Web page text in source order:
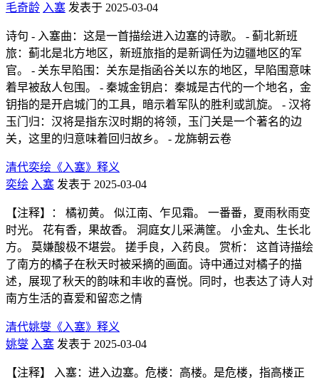
毛奇龄 入塞 发表于 2025-03-04
诗句 - 入塞曲：这是一首描绘进入边塞的诗歌。 - 蓟北新班
旅：蓟北是北方地区，新班旅指的是新调任为边疆地区的军
官。 - 关东早陷围：关东是指函谷关以东的地区，早陷围意味
着早被敌人包围。 - 秦城金钥启：秦城是古代的一个地名，金
钥指的是开启城门的工具，暗示着军队的胜利或凯旋。 - 汉将
玉门归：汉将是指东汉时期的将领，玉门关是一个著名的边
关，这里的归意味着回归故乡。 - 龙旆朝云卷
清代奕绘《入塞》释义
奕绘 入塞 发表于 2025-03-04
【注释】： 橘初黄。 似江南、乍见霜。 一番番，夏雨秋雨变
时光。 花有香，果故香。 洞庭女儿采满筐。 小金丸、生长北
方。 莫嫌酸极不堪尝。 搓手良，入药良。 赏析： 这首诗描绘
了南方的橘子在秋天时被采摘的画面。诗中通过对橘子的描
述，展现了秋天的韵味和丰收的喜悦。同时，也表达了诗人对
南方生活的喜爱和留恋之情
清代姚燮《入塞》释义
姚燮 入塞 发表于 2025-03-04
【注释】 入塞：进入边塞。危楼：高楼。是危楼，指高楼正